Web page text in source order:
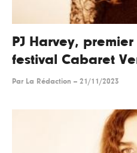
PJ Harvey,
festival Cabaret
Par La Rédaction -- 21/11/2023